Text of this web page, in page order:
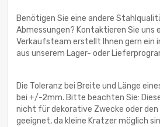
Benötigen Sie eine andere
Abmessungen? Kontaktieren Sie uns
Verkaufsteam erstellt Ihnen gern ein
aus unserem Lager- oder
Die Toleranz bei Breite und Länge
bei +/-2mm. Bitte beachten Sie:
nicht für dekorative Zwecke oder
geeignet, da kleine Kratzer möglich